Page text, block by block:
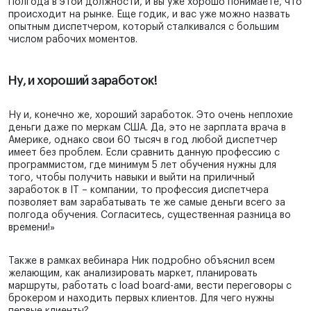
Полгода в этой должности, и вы уже хорошо понимаете, что
происходит на рынке. Еще годик, и вас уже можно назвать
опытным диспетчером, который сталкивался с большим
числом рабочих моментов.
Ну, и хороший заработок!
Ну и, конечно же, хороший заработок. Это очень неплохие
деньги даже по меркам США. Да, это не зарплата врача в
Америке, однако свои 60 тысяч в год любой диспетчер
имеет без проблем. Если сравнить данную профессию с
программистом, где минимум 5 лет обучения нужны для
того, чтобы получить навыки и выйти на приличный
заработок в IT – компании, то профессия диспетчера
позволяет вам зарабатывать те же самые деньги всего за
полгода обучения. Согласитесь, существенная разница во
времени!»
Также в рамках вебинара Ник подробно объяснил всем
желающим, как анализировать маркет, планировать
маршруты, работать с load board-ами, вести переговоры с
брокером и находить первых клиентов. Для чего нужны